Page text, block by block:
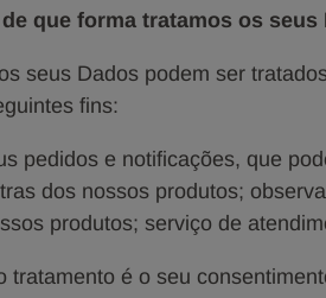
que forma tratamos os seus
seus Dados podem ser
fins:
pedidos e notificações, que
dos nossos produtos;
produtos; serviço de
tratamento é o seu